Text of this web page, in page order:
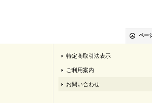
ペー
特定商取引法表示
ご利用案内
お問い合わせ